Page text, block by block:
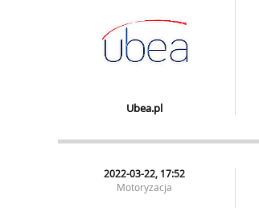
Ubea.pl
2022-03-22, 17:52
Motoryzacja